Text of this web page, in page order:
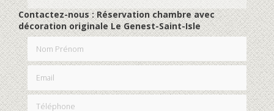
Contactez-nous : Réservation chambre avec
décoration originale Le Genest-Saint-Isle
Nom Prénom
Email
Téléphone